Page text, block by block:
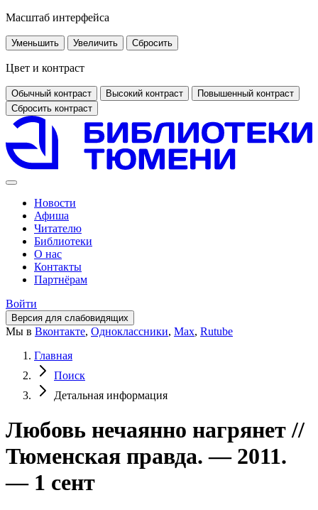
Масштаб интерфейса
Уменьшить Увеличить Сбросить
Цвет и контраст
Обычный контраст Высокий контраст
Повышенный контраст
Сбросить контраст
Новости
Афиша
Читателю
Библиотеки
О нас
Контакты
Партнёрам
Войти
Версия для слабовидящих
Мы в Вконтакте, Одноклассники, Max, Rutube
Главная
Поиск
Детальная информация
Любовь нечаянно нагрянет //
Тюменская правда. — 2011.
— 1 сент